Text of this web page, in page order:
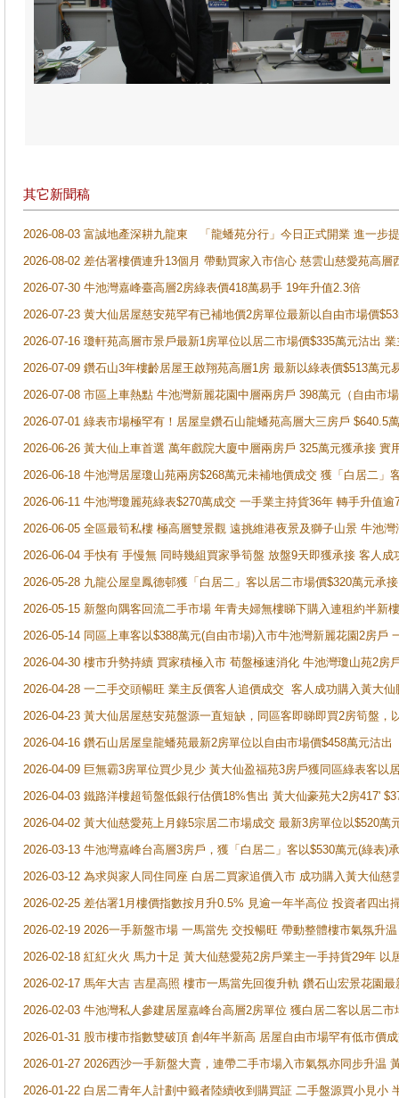
其它新聞稿
2026-08-03 富誠地產深耕九龍東 「龍蟠苑分行」今日正式開業 進一步
2026-08-02 差估署樓價連升13個月 帶動買家入市信心 慈雲山慈愛苑高層
2026-07-30 牛池灣嘉峰臺高層2房綠表價418萬易手 19年升值2.3倍
2026-07-23 黄大仙居屋慈安苑罕有已補地價2房單位最新以自由市場價
2026-07-16 瓊軒苑高層市景戶最新1房單位以居二市場價$335萬元沽出
2026-07-09 鑽石山3年樓齡居屋王啟翔苑高層1房 最新以綠表價$513萬元
2026-07-08 市區上車熱點 牛池灣新麗花園中層兩房戶 398萬元（自由市
2026-07-01 綠表市場極罕有！居屋皇鑽石山龍蟠苑高層大三房戶
2026-06-26 黃大仙上車首選 萬年戲院大廈中層兩房戶 325萬元獲承接 實
2026-06-18 牛池灣居屋瓊山苑兩房$268萬元未補地價成交 獲「白居二」
2026-06-11 牛池灣瓊麗苑綠表$270萬成交 一手業主持貨36年 轉手升值逾
2026-06-05 全區最筍私樓 極高層雙景觀 遠挑維港夜景及獅子山景 牛池
2026-06-04 手快有 手慢無 同時幾組買家爭筍盤 放盤9天即獲承接 客人
2026-05-28 九龍公屋皇鳳德邨獲「白居二」客以居二市場價$320萬元承接
2026-05-15 新盤向隅客回流二手市場 年青夫婦無樓睇下購入連租約半新
2026-05-14 同區上車客以$388萬元(自由市場)入市牛池灣新麗花園2房戶
2026-04-30 樓市升勢持續 買家積極入市 荀盤極速消化 牛池灣瓊山苑2房
2026-04-28 一二手交頭暢旺 業主反價客人追價成交 客人成功購入黃大
2026-04-23 黃大仙居屋慈安苑盤源一直短缺，同區客即睇即買2房筍盤，
2026-04-16 鑽石山居屋皇龍蟠苑最新2房單位以自由市場價$458萬元沽出
2026-04-09 巨無霸3房單位買少見少 黃大仙盈福苑3房戶獲同區綠表客以
2026-04-03 鐵路洋樓超筍盤低銀行估價18%售出 黃大仙豪苑大2房417'
2026-04-02 黃大仙慈愛苑上月錄5宗居二市場成交 最新3房單位以$520萬
2026-03-13 牛池灣嘉峰台高層3房戶，獲「白居二」客以$530萬元(綠表)
2026-03-12 為求與家人同住同座 白居二買家追價入市 成功購入黃大仙
2026-02-25 差估署1月樓價指數按月升0.5% 見逾一年半高位 投資者四
2026-02-19 2026一手新盤市場 一馬當先 交投暢旺 帶動整體樓市氣氛升
2026-02-18 紅紅火火 馬力十足 黃大仙慈愛苑2房戶業主一手持貨29年 以
2026-02-17 馬年大吉 吉星高照 樓市一馬當先回復升軌 鑽石山宏景花園
2026-02-03 牛池灣私人參建居屋嘉峰台高層2房單位 獲白居二客以居二市
2026-01-31 股市樓市指數雙破頂 創4年半新高 居屋自由市場罕有低市價
2026-01-27 2026西沙一手新盤大賣，連帶二手市場入市氣氛亦同步升温
2026-01-22 白居二青年人計劃中籤者陸續收到購買証 二手盤源買小見小